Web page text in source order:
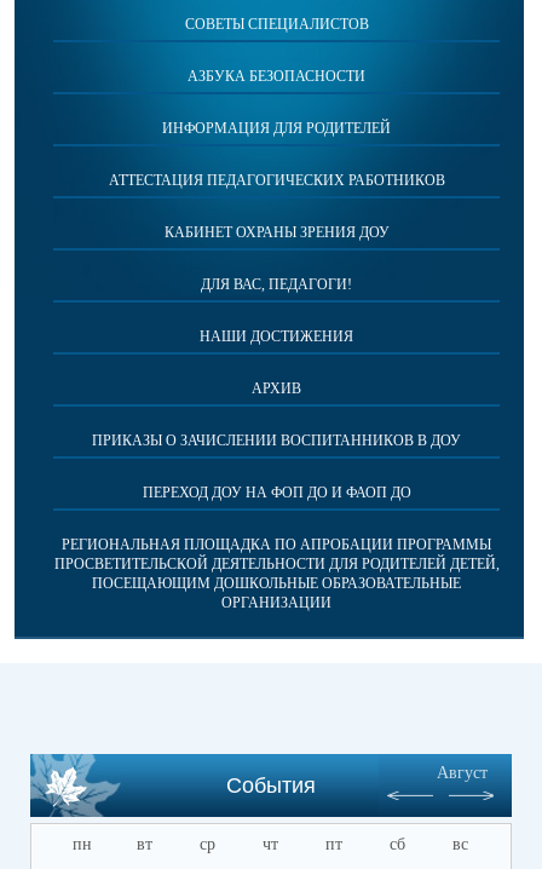
СОВЕТЫ СПЕЦИАЛИСТОВ
АЗБУКА БЕЗОПАСНОСТИ
ИНФОРМАЦИЯ ДЛЯ РОДИТЕЛЕЙ
АТТЕСТАЦИЯ ПЕДАГОГИЧЕСКИХ РАБОТНИКОВ
КАБИНЕТ ОХРАНЫ ЗРЕНИЯ ДОУ
ДЛЯ ВАС, ПЕДАГОГИ!
НАШИ ДОСТИЖЕНИЯ
АРХИВ
ПРИКАЗЫ О ЗАЧИСЛЕНИИ ВОСПИТАННИКОВ В ДОУ
ПЕРЕХОД ДОУ НА ФОП ДО И ФАОП ДО
РЕГИОНАЛЬНАЯ ПЛОЩАДКА ПО АПРОБАЦИИ ПРОГРАММЫ
ПРОСВЕТИТЕЛЬСКОЙ ДЕЯТЕЛЬНОСТИ ДЛЯ РОДИТЕЛЕЙ ДЕТЕЙ,
ПОСЕЩАЮЩИМ ДОШКОЛЬНЫЕ ОБРАЗОВАТЕЛЬНЫЕ
ОРГАНИЗАЦИИ
События
Август
пн вт ср чт пт сб вс